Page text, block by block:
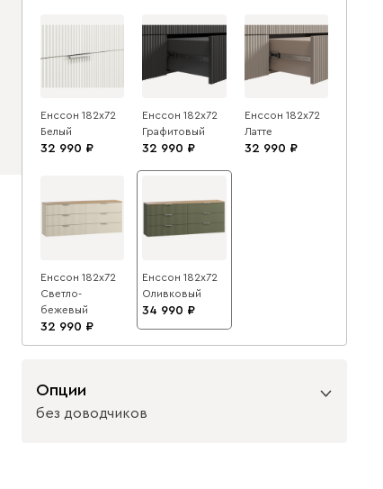
Енссон 182x72
Белый
32 990
Енссон 182x72
Графитовый
32 990
Енссон 182x72
Латте
32 990
Енссон 182x72
Светло-
бежевый
32 990
Енссон 182x72
Оливковый
34 990
Опции
без доводчиков